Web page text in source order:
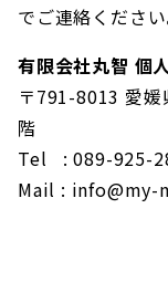
でご連絡ください
有限会社丸智 個
〒791-8013 愛
階
Tel : 089-925-
Mail :